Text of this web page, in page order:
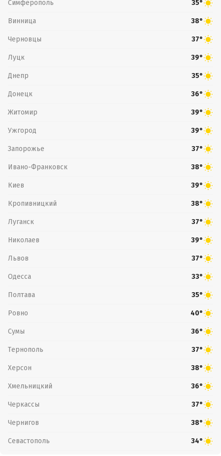
Симферополь 35°
Винница 38°
Черновцы 37°
Луцк 39°
Днепр 35°
Донецк 36°
Житомир 39°
Ужгород 39°
Запорожье 37°
Ивано-Франковск 38°
Киев 39°
Кропивницкий 38°
Луганск 37°
Николаев 39°
Львов 37°
Одесса 33°
Полтава 35°
Ровно 40°
Сумы 36°
Тернополь 37°
Херсон 38°
Хмельницкий 36°
Черкассы 37°
Чернигов 38°
Севастополь 34°